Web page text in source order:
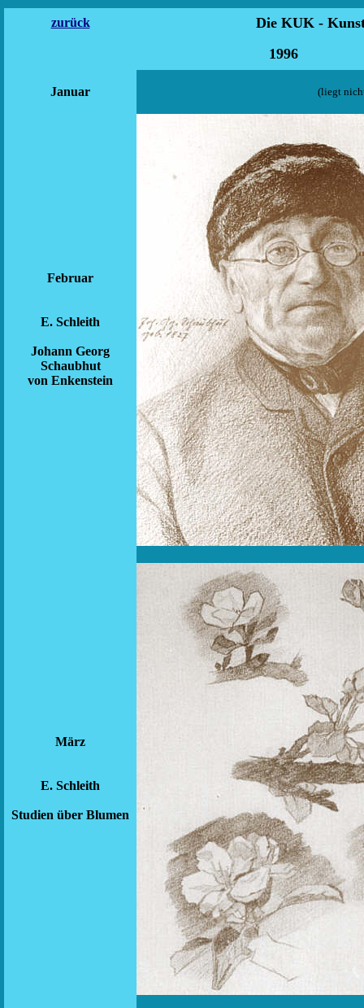
zurück
Die KUK -
Januar (liegt
Februar
E. Schleith
Johann Georg
Schaubhut
von Enkenstein
März
E. Schleith
Studien über Blumen